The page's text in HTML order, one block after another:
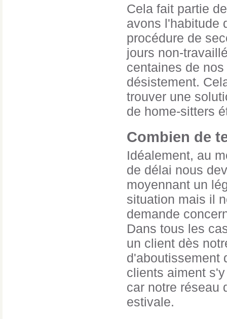
Cela fait partie
avons l'habitude
procédure de
jours non-
centaines de
désistement.
trouver une
de home-sitters
Combien de
Idéalement, au
de délai nous
moyennant un
situation mais il
demande
Dans tous les
un client dès
d'aboutissement
clients aiment
car notre réseau
estivale.